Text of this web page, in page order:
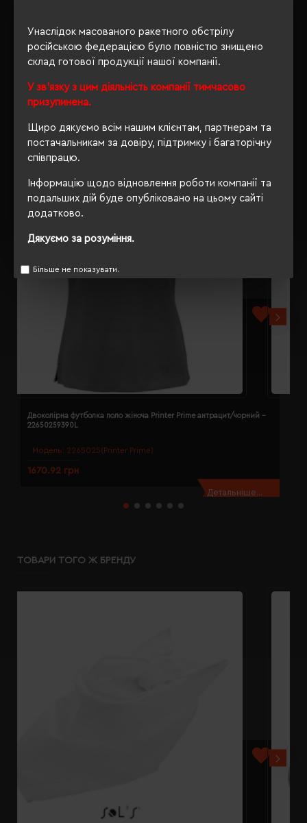
Унаслідок масованого ракетного обстрілу
російською федерацією було повністю знищено
склад готової продукції нашої компанії.
У зв'язку з цим діяльність компанії тимчасово
призупинена.
Щиро дякуємо всім нашим клієнтам, партнерам та
постачальникам за довіру, підтримку і багаторічну
співпрацю.
Інформацію щодо відновлення роботи компанії та
подальших дій буде опубліковано на цьому сайті
додатково.
Дякуємо за розуміння.
Більше не показувати.
ВІДГУКИ
Модель: 2265025(Printer Prime)
Двоколірна футболка поло жіноча Printer Prime антрацит/чорний -
22650259390L
1670.92 грн
Детальніше...
ТОВАРИ ТОГО Ж БРЕНДУ